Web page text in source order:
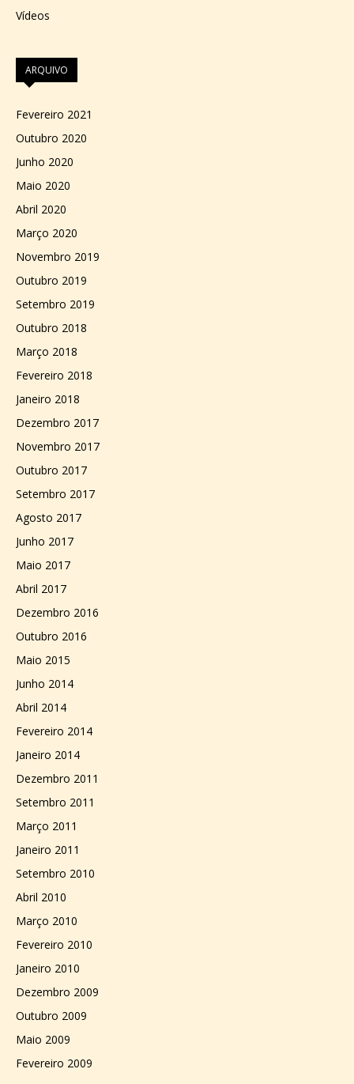
Vídeos
ARQUIVO
Fevereiro 2021
Outubro 2020
Junho 2020
Maio 2020
Abril 2020
Março 2020
Novembro 2019
Outubro 2019
Setembro 2019
Outubro 2018
Março 2018
Fevereiro 2018
Janeiro 2018
Dezembro 2017
Novembro 2017
Outubro 2017
Setembro 2017
Agosto 2017
Junho 2017
Maio 2017
Abril 2017
Dezembro 2016
Outubro 2016
Maio 2015
Junho 2014
Abril 2014
Fevereiro 2014
Janeiro 2014
Dezembro 2011
Setembro 2011
Março 2011
Janeiro 2011
Setembro 2010
Abril 2010
Março 2010
Fevereiro 2010
Janeiro 2010
Dezembro 2009
Outubro 2009
Maio 2009
Fevereiro 2009